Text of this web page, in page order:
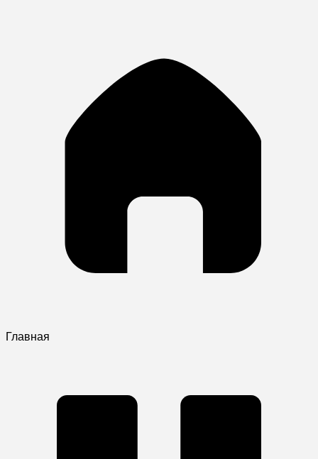
Главная